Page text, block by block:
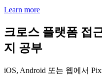
Learn more
크로스 플랫폼 접
지 공부
iOS, Android 또는 웹에서